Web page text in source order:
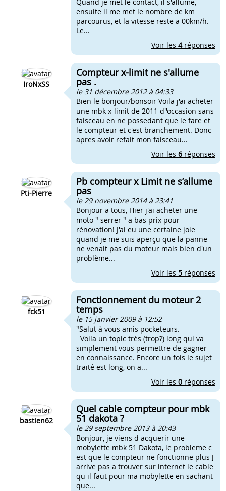
ensuite il me met le nombre de km
parcourus, et la vitesse reste a 00km/h.
Le...
Voir les 4réponses
IroNxSS
Compteur x-limit ne s'allume
pas .
le 31 décembre 2012 à 04:33
Bien le bonjour/bonsoir Voila j'ai acheter
une mbk x-limit de 2011 d''occasion sans
faisceau en ne possedant que le fare et
le compteur et c'est branchement. Donc
apres avoir refait mon faisceau...
Voir les 6 réponses
Pti-Pierre
Pb compteur x Limit ne s’allume
pas
le 29 novembre 2014 à 23:41
Bonjour a tous, Hier j'ai acheter une
moto " serrer " a bas prix pour
rénovation! J'ai eu une certaine joie
quand je me suis aperçu que la panne
ne venait pas du moteur mais bien d'un
problème...
Voir les 5 réponses
fck51
Fonctionnement du moteur 2
temps
le 15 janvier 2009 à 12:52
"Salut à vous amis pocketeurs.
Voila un topic très (trop?) long qui va
simplement vous permettre de gagner
en connaissance. Encore un fois le sujet
traité est long, on a...
Voir les 0 réponses
bastien62
Quel cable compteur pour mbk
51 dakota ?
le 29 septembre 2013 à 20:43
Bonjour, je viens d acquerir une
mobylette mbk 51 Dakota, le probleme c
est que le compteur ne fonctionne plus J
arrive pas a trouver sur internet le cable
qu il faut pour ma mobylette en sachant
que...